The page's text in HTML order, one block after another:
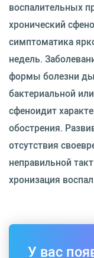
воспалительных
хронический
симптоматика
недель.
формы болезни
бактериальной
сфеноидит
обострения.
отсутствия
неправильной
хронизация
У вас